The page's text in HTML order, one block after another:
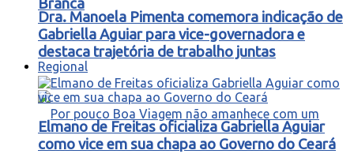
Branca
Regional
Dra. Manoela Pimenta comemora indicação de
Gabriella Aguiar para vice-governadora e
destaca trajetória de trabalho juntas
Elmano de Freitas oficializa Gabriella Aguiar
como vice em sua chapa ao Governo do Ceará